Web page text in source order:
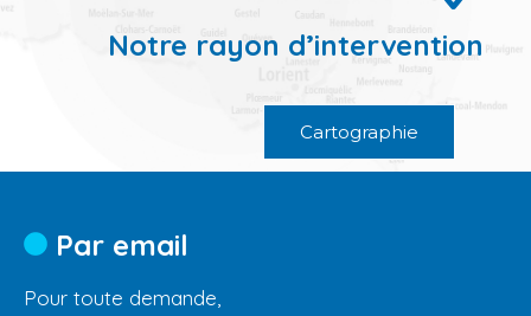
Notre rayon d’intervention
Cartographie
Par email
Pour toute demande,